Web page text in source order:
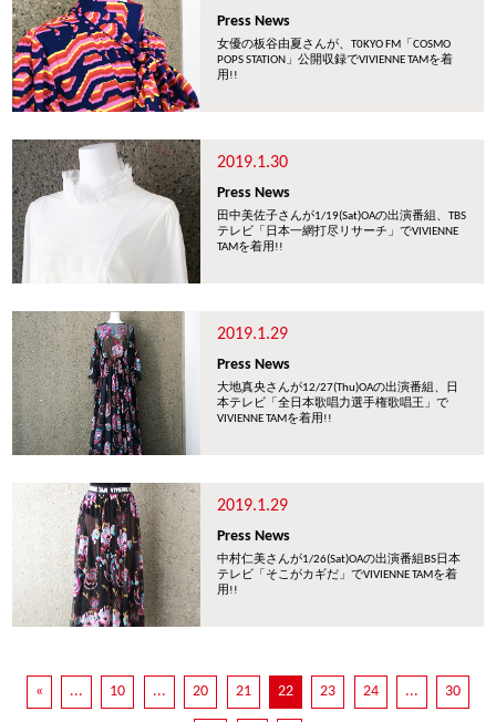
Press News
女優の板谷由夏さんが、T0KYO FM「COSMO
POPS STATION」公開収録でVIVIENNE TAMを着
用!!
2019.1.30
Press News
田中美佐子さんが1/19(Sat)OAの出演番組、TBS
テレビ「日本一網打尽リサーチ」でVIVIENNE
TAMを着用!!
2019.1.29
Press News
大地真央さんが12/27(Thu)OAの出演番組、日
本テレビ「全日本歌唱力選手権歌唱王」で
VIVIENNE TAMを着用!!
2019.1.29
Press News
中村仁美さんが1/26(Sat)OAの出演番組BS日本
テレビ「そこがカギだ」でVIVIENNE TAMを着
用!!
« ... 10 ... 20 21 22 23 24 ... 30